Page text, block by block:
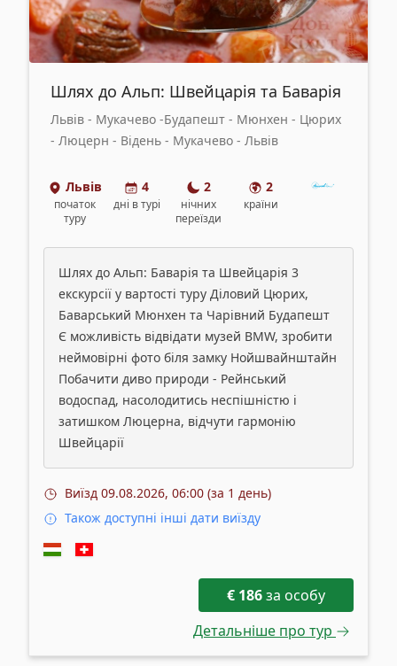
Шлях до Альп: Швейцарія та Баварія
Львів - Мукачево -Будапешт - Мюнхен - Цюрих
- Люцерн - Відень - Мукачево - Львів
Львів
початок
туру
4
дні в турі
2
нічних
переїзди
2
країни
Шлях до Альп: Баварія та Швейцарія 3
екскурсії у вартості туру Діловий Цюрих,
Баварський Мюнхен та Чарівний Будапешт
Є можливість відвідати музей BMW, зробити
неймовірні фото біля замку Нойшвайнштайн
Побачити диво природи - Рейнський
водоспад, насолодитись неспішністю і
затишком Люцерна, відчути гармонію
Швейцарії
Виїзд 09.08.2026, 06:00 (за 1 день)
Також доступні інші дати виїзду
€ 186за особу
Детальніше про тур